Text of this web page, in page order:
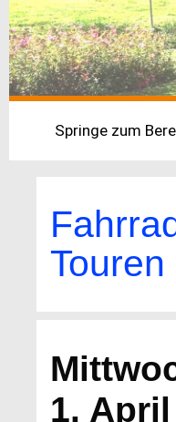
Springe zum
Touren
1.